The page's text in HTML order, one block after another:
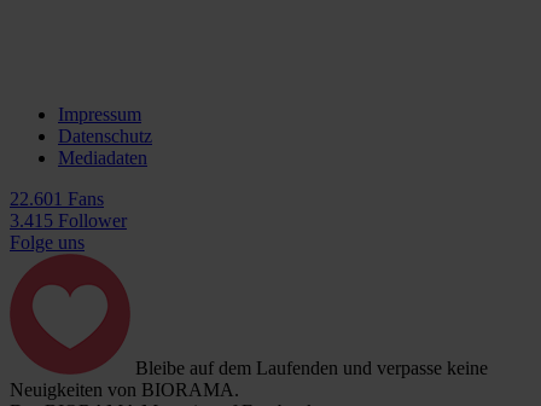
Impressum
Datenschutz
Mediadaten
22.601 Fans
3.415 Follower
Folge uns
Bleibe auf dem Laufenden und verpasse keine
Neuigkeiten von BIORAMA.